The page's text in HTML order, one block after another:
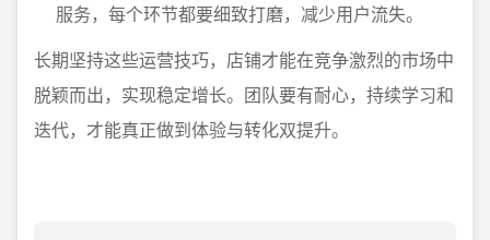
服务，每个环节都要细致打磨，减少用户流失。
长期坚持这些运营技巧，店铺才能在竞争激烈的市场中
脱颖而出，实现稳定增长。团队要有耐心，持续学习和
迭代，才能真正做到体验与转化双提升。